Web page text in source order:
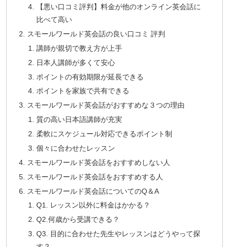
【悪い口コミ評判】料金が他のオンライン英会話に
比べて高い
スモールワールド英会話の良い口コミ 評判
講師が親切で教え方が上手
日本人講師が多くて安心
ポイントの有効期限が延長できる
ポイントを家族で共有できる
スモールワールド英会話がおすすめな３つの理由
質の高い日本語講師が充実
柔軟にスケジュール対応できるポイント制
個々に合わせたレッスン
スモールワールド英会話をおすすめしない人
スモールワールド英会話をおすすめする人
スモールワールド英会話についてのQ＆A
Q1. レッスン以外に料金はかかる？
Q2.何歳から受講できる？
Q3. 目的に合わせた先生やレッスンはどうやって探